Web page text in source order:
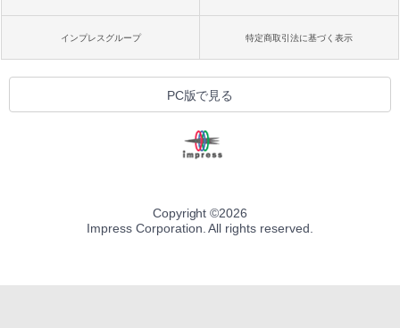
インプレスグループ 特定商取引法に基づく表示
PC版で見る
Copyright ©2026
Impress Corporation. All rights reserved.